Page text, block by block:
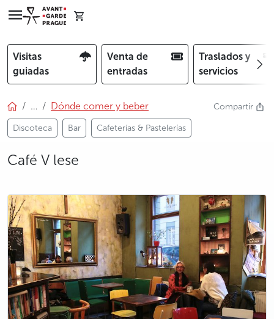
Visitas
guiadas
Venta de
entradas
Traslados y
servicios
… Dónde comer y beber
Discoteca Bar Cafeterías & Pastelerías
Compartir
Café V lese
photo 5
photo 6
photo 7
photo 8
photo 9
photo 10
photo 11